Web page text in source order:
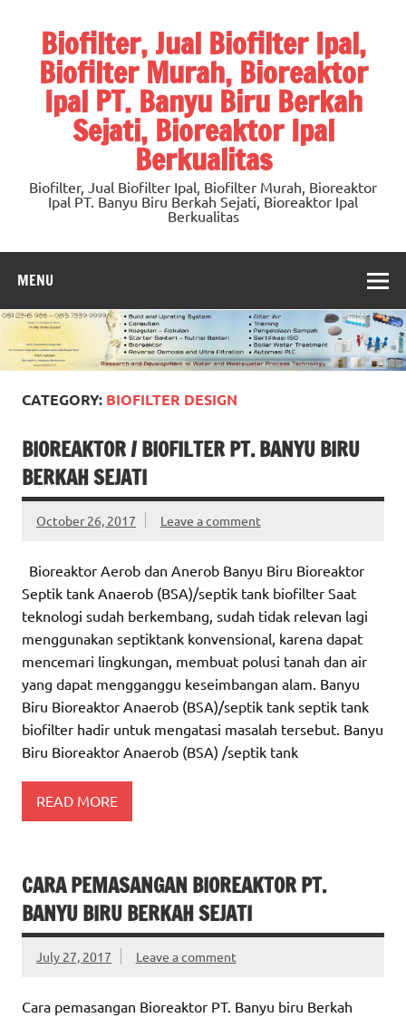
contentBiofilter, Jual Biofilter Ipal,
Biofilter Murah, Bioreaktor
Ipal PT. Banyu Biru Berkah
Sejati, Bioreaktor Ipal
Berkualitas
Biofilter, Jual Biofilter Ipal, Biofilter Murah, Bioreaktor
Ipal PT. Banyu Biru Berkah Sejati, Bioreaktor Ipal
Berkualitas
MENU
CATEGORY: BIOFILTER DESIGN
BIOREAKTOR / BIOFILTER PT. BANYU BIRU
BERKAH SEJATI
October 26, 2017 Leave a comment
Bioreaktor Aerob dan Anerob Banyu Biru Bioreaktor
Septik tank Anaerob (BSA)/septik tank biofilter Saat
teknologi sudah berkembang, sudah tidak relevan lagi
menggunakan septiktank konvensional, karena dapat
mencemari lingkungan, membuat polusi tanah dan air
yang dapat mengganggu keseimbangan alam. Banyu
Biru Bioreaktor Anaerob (BSA)/septik tank septik tank
biofilter hadir untuk mengatasi masalah tersebut. Banyu
Biru Bioreaktor Anaerob (BSA) /septik tank
READ MORE
CARA PEMASANGAN BIOREAKTOR PT.
BANYU BIRU BERKAH SEJATI
July 27, 2017 Leave a comment
Cara pemasangan Bioreaktor PT. Banyu biru Berkah